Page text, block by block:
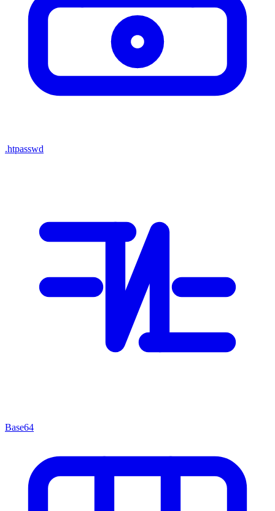
.htpasswd
Base64